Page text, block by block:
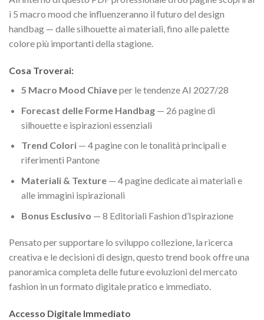
i 5 macro mood che influenzeranno il futuro del design
handbag — dalle silhouette ai materiali, fino alle palette
colore più importanti della stagione.
Cosa Troverai:
5 Macro Mood Chiaveper le tendenze AI 2027/28
Forecast delle Forme Handbag— 26 pagine di
silhouette e ispirazioni essenziali
Trend Colori— 4 pagine con le tonalità principali e
riferimenti Pantone
Materiali & Texture— 4 pagine dedicate ai materiali e
alle immagini ispirazionali
Bonus Esclusivo — 8 Editoriali Fashion d’Ispirazione
Pensato per supportare lo sviluppo collezione, la ricerca
creativa e le decisioni di design, questo trend book offre una
panoramica completa delle future evoluzioni del mercato
fashion in un formato digitale pratico e immediato.
Accesso Digitale Immediato